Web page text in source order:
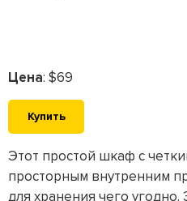
Цена: $69
Купить
Этот простой шкаф с
просторным внутренним
для хранения чего